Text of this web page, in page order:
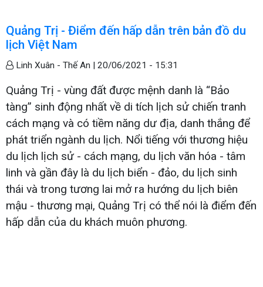
Quảng Trị - Điểm đến hấp dẫn trên bản đồ du
lịch Việt Nam
Linh Xuân - Thế An | 20/06/2021 - 15:31
Quảng Trị - vùng đất được mệnh danh là “Bảo
tàng” sinh động nhất về di tích lịch sử chiến tranh
cách mạng và có tiềm năng dư địa, danh thắng để
phát triển ngành du lịch. Nổi tiếng với thương hiệu
du lịch lịch sử - cách mạng, du lịch văn hóa - tâm
linh và gần đây là du lịch biển - đảo, du lịch sinh
thái và trong tương lai mở ra hướng du lịch biên
mậu - thương mại, Quảng Trị có thể nói là điểm đến
hấp dẫn của du khách muôn phương.